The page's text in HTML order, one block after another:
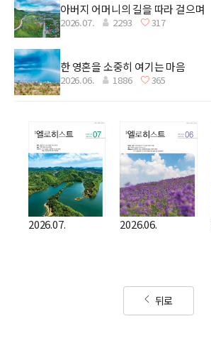
아버지 어머니의 길을 따라 걸으며
2026.07. 2293 317
한 영혼을 소중히 여기는 마음
2026.06. 1886 365
2026.07. 2026.06.
뒤로